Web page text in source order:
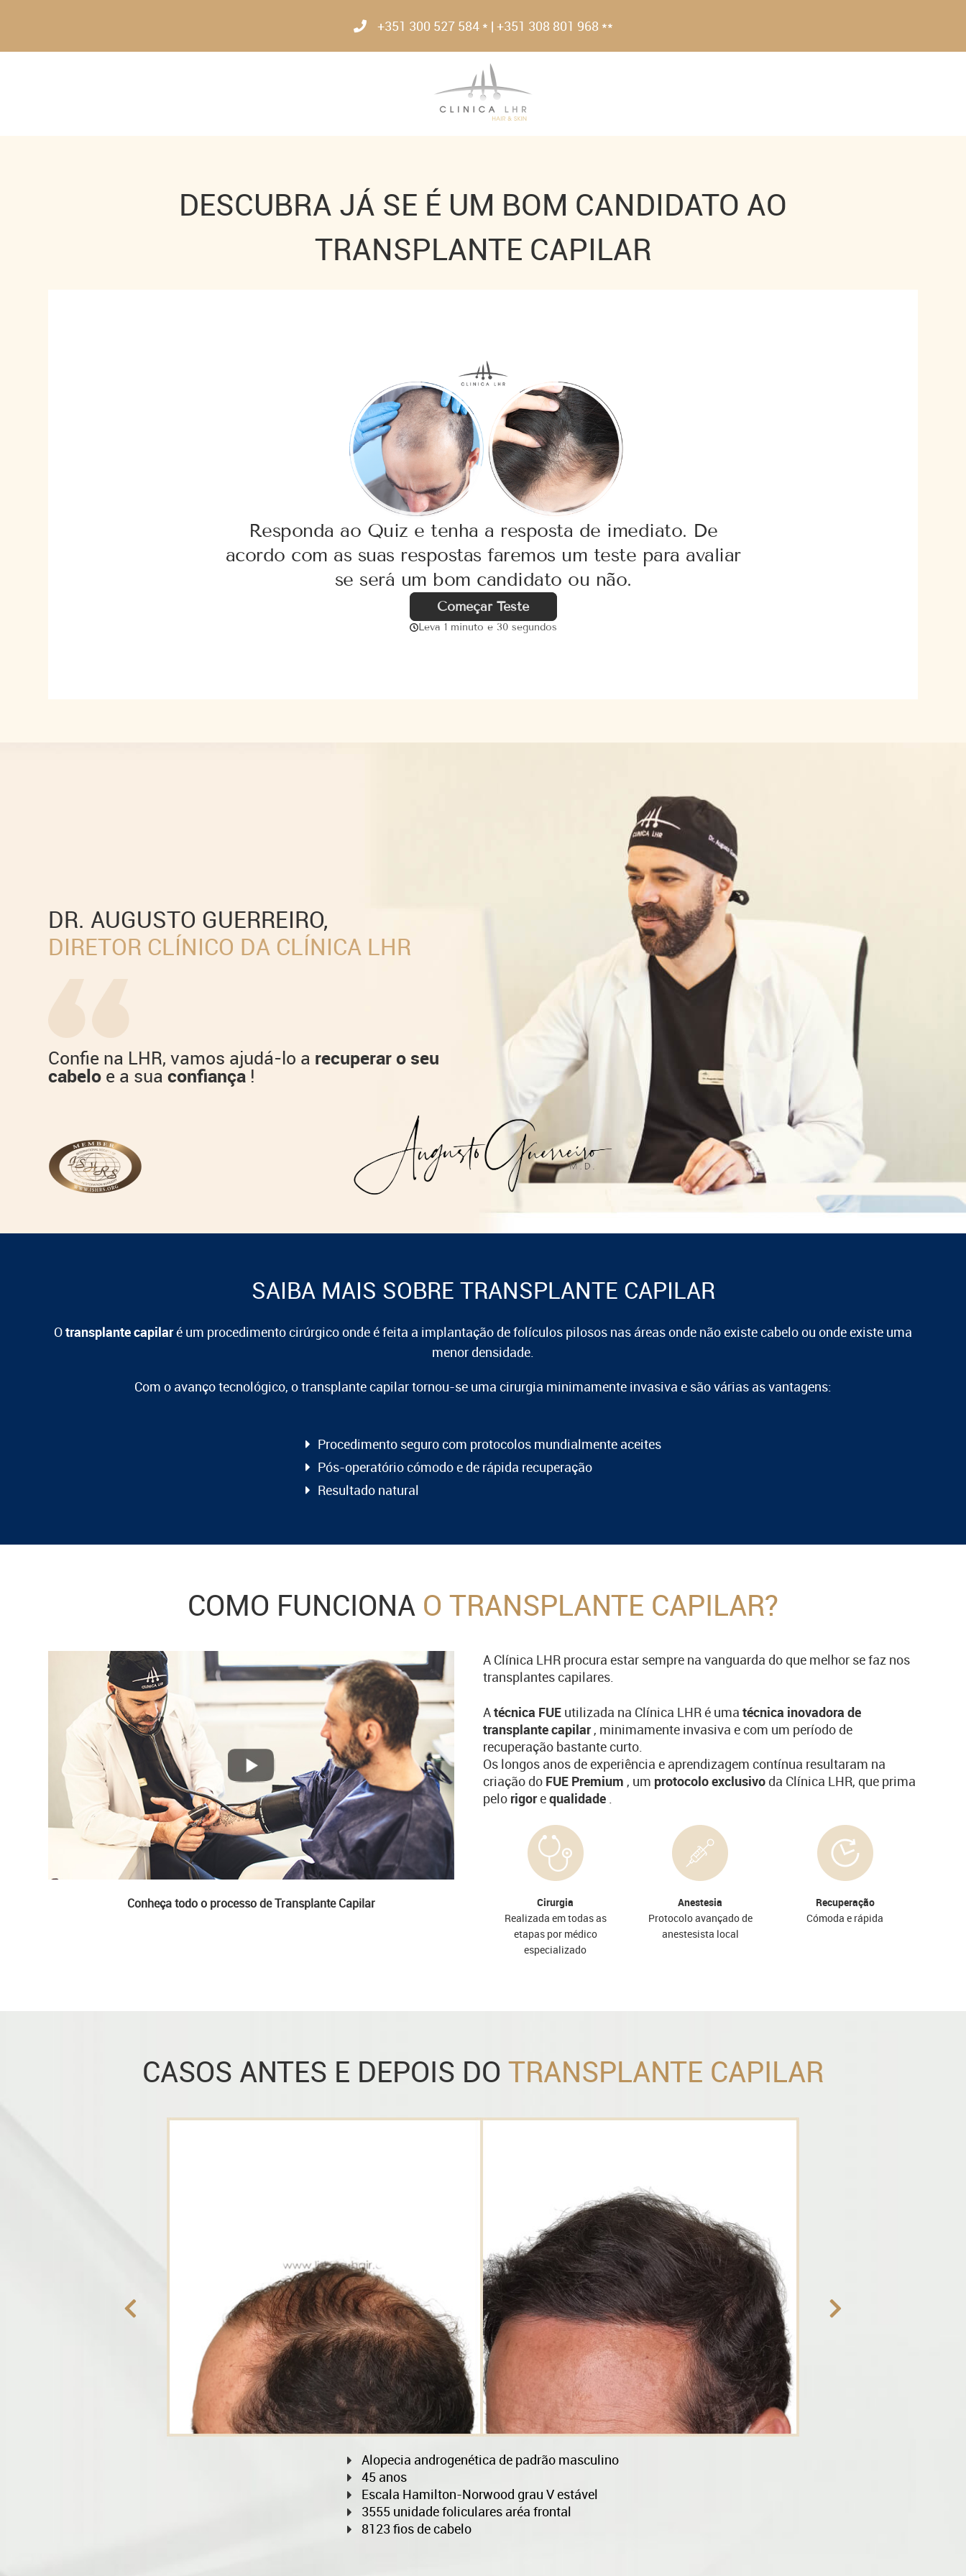
+351 300 527 584 * | +351 308 801 968 **
DESCUBRA JÁ SE É UM BOM CANDIDATO AO
TRANSPLANTE CAPILAR
DR. AUGUSTO GUERREIRO,
DIRETOR CLÍNICO DA CLÍNICA LHR
Confie na LHR, vamos ajudá-lo a recuperar o seu
cabelo e a suaconfiança !
SAIBA MAIS SOBRE TRANSPLANTE CAPILAR
Otransplante capilaré um procedimento cirúrgico onde é feita a implantação de folículos pilosos nas áreas onde não existe cabelo ou onde existe uma
menor densidade.
Com o avanço tecnológico, o transplante capilar tornou-se uma cirurgia minimamente invasiva e são várias as vantagens:
Procedimento seguro com protocolos mundialmente aceites
Pós-operatório cómodo e de rápida recuperação
Resultado natural
COMO FUNCIONA O TRANSPLANTE CAPILAR?
Conheça todo o processo de Transplante Capilar
A Clínica LHR procura estar sempre na vanguarda do que melhor se faz nos
transplantes capilares.
Atécnica FUE utilizada na Clínica LHR é uma técnica inovadora de
transplante capilar, minimamente invasiva e com um período de
recuperação bastante curto.
Os longos anos de experiência e aprendizagem contínua resultaram na
criação do FUE Premium , um protocolo exclusivo da Clínica LHR, que prima
pelo rigorequalidade .
Cirurgia
Realizada em todas as
etapas por médico
especializado
Anestesia
Protocolo avançado de
anestesista local
Recuperação
Cómoda e rápida
CASOS ANTES E DEPOIS DO TRANSPLANTE CAPILAR
Alopecia androgenética de padrão masculino
45 anos
Escala Hamilton-Norwood grau V estável
3555 unidade foliculares aréa frontal
8123 fios de cabelo